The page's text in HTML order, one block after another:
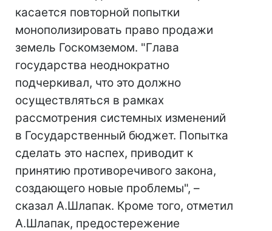
касается повторной попытки
монополизировать право продажи
земель Госкомземом. "Глава
государства неоднократно
подчеркивал, что это должно
осуществляться в рамках
рассмотрения системных изменений
в Государственный бюджет. Попытка
сделать это наспех, приводит к
принятию противоречивого закона,
создающего новые проблемы", –
сказал А.Шлапак. Кроме того, отметил
А.Шлапак, предостережение